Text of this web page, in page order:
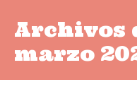
Archivos
marzo